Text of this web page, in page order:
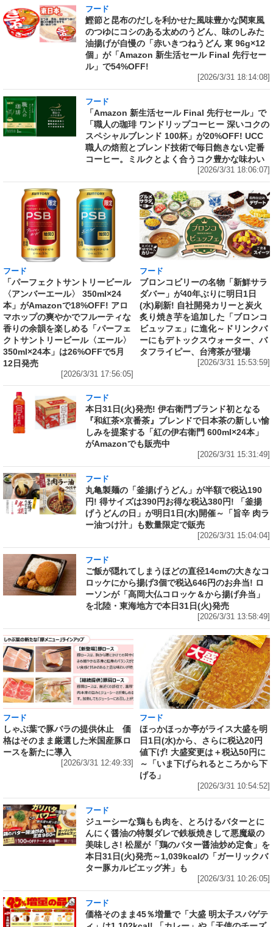
フード
鰹節と昆布のだしを利かせた風味豊かな関東風
のつゆにコシのある太めのうどん、味のしみた
油揚げが自慢の「赤いきつねうどん 東 96g×12
個」が「Amazon 新生活セール Final 先行セー
ル」で54%OFF!
[2026/3/31 18:14:08]
フード
「Amazon 新生活セール Final 先行セール」で
「職人の珈琲 ワンドリップコーヒー 深いコクの
スペシャルブレンド 100杯」が20%OFF! UCC
職人の焙煎とブレンド技術で毎日飽きない定番
コーヒー。ミルクとよく合うコク豊かな味わい
[2026/3/31 18:06:07]
フード
「パーフェクトサントリービール
〈アンバーエール〉 350ml×24
本」がAmazonで18%OFF! アロ
マホップの爽やかでフルーティな
香りの余韻を楽しめる「パーフェ
クトサントリービール〈エール〉
350ml×24本」は26%OFFで5月
12日発売
[2026/3/31 17:56:05]
フード
ブロンコビリーの名物「新鮮サラ
ダバー」が40年ぶりに明日1日
(水)刷新! 自社開発カリーと炭火
炙り焼き芋を追加した「ブロンコ
ビュッフェ」に進化～ドリンクバ
ーにもデトックスウォーター、バ
タフライピー、台湾茶が登場
[2026/3/31 15:53:59]
フード
本日31日(火)発売! 伊右衛門ブランド初となる
『和紅茶×京番茶』ブレンドで日本茶の新しい愉
しみを提案する「紅の伊右衛門 600ml×24本」
がAmazonでも販売中
[2026/3/31 15:31:49]
フード
丸亀製麺の「釜揚げうどん」が半額で税込190
円! 得サイズは390円お得な税込380円! 「釜揚
げうどんの日」が明日1日(水)開催～「旨辛 肉ラ
ー油つけ汁」も数量限定で販売
[2026/3/31 15:04:04]
フード
ご飯が隠れてしまうほどの直径14cmの大きなコ
ロッケにから揚げ3個で税込646円のお弁当! ロ
ーソンが「高岡大仏コロッケ＆から揚げ弁当」
を北陸・東海地方で本日31日(火)発売
[2026/3/31 13:58:49]
フード
しゃぶ葉で豚バラの提供休止 価
格はそのまま厳選した米国産豚ロ
ースを新たに導入
[2026/3/31 12:49:33]
フード
ほっかほっか亭がライス大盛を明
日1日(水)から、さらに税込20円
値下げ! 大盛変更は＋税込50円に
～「いま下げられるところから下
げる」
[2026/3/31 10:54:52]
フード
ジューシーな鶏もも肉を、とろけるバターとに
んにく醤油の特製ダレで鉄板焼きして悪魔級の
美味しさ! 松屋が「鶏のバター醤油炒め定食」を
本日31日(火)発売～1,039kcalの「ガーリックバ
ター豚カルビエッグ丼」も
[2026/3/31 10:26:05]
フード
価格そのまま45％増量で「大盛 明太子スパゲテ